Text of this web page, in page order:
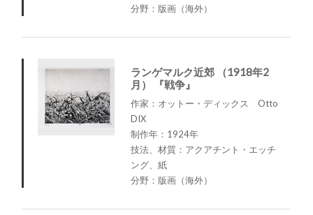
分野：版画（海外）
ランゲマルク近郊 （1918年2
月） 『戦争』
作家：オットー・ディックス Otto
DIX
制作年：1924年
技法、材質：アクアチント・エッチ
ング、紙
分野：版画（海外）